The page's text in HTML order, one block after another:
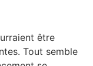
être
Tout semble